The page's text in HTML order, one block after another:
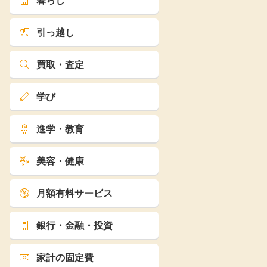
引っ越し
買取・査定
学び
進学・教育
美容・健康
月額有料サービス
銀行・金融・投資
家計の固定費